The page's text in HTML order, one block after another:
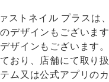
ストネイル プラスは
デザインもございます
ザインもございます。
おり、店舗にて取
ム又は公式アプリの